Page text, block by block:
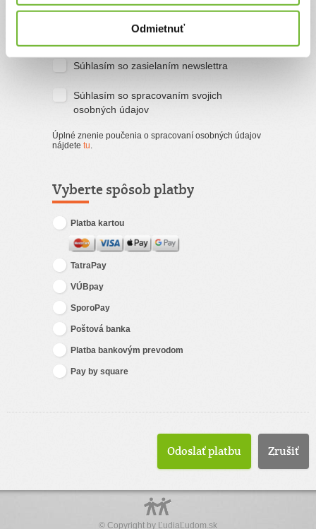
Odmietnuť
podmienkami a pravidlami
Súhlasím so zasielaním newslettra
Súhlasím so spracovaním svojich
osobných údajov
Úplné znenie poučenia o spracovaní osobných údajov
nájdete tu.
Vyberte spôsob platby
Platba kartou
TatraPay
VÚBpay
SporoPay
Poštová banka
Platba bankovým prevodom
Pay by square
Zrušiť
© Copyright by ĽudiaĽudom.sk